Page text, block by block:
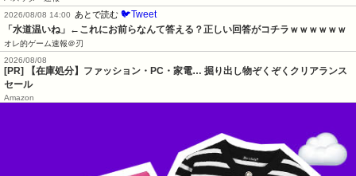
2026/08/08 14:00 あとで読む 🐦Tweet
「水道温いね」←これにお前らなんて答える？正しい回答がコチラｗｗｗｗｗｗ
オレ的ゲーム速報＠刃
2026/08/08
[PR] 【在庫処分】ファッション・PC・家電… 掘り出し物ぞくぞくクリアランス
セール
Amazon